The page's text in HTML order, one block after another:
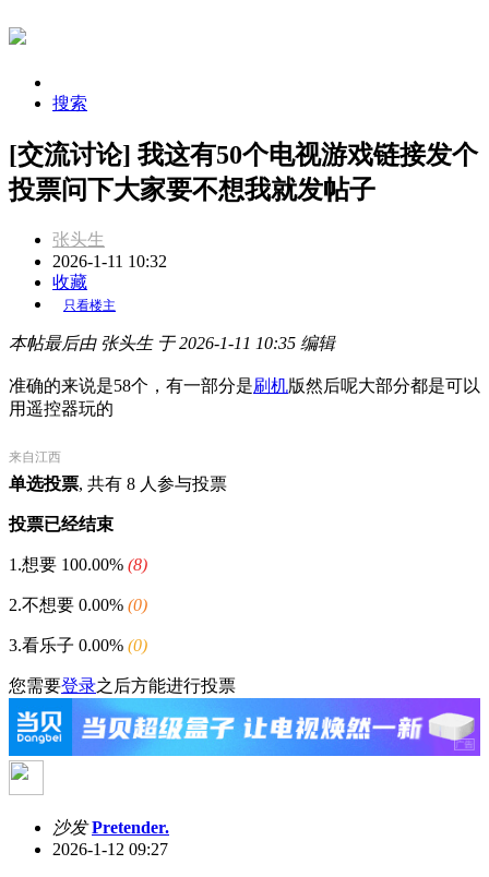
搜索
[交流讨论] 我这有50个电视游戏链接发个
投票问下大家要不想我就发帖子
张头生
2026-1-11 10:32
收藏
只看楼主
本帖最后由 张头生 于 2026-1-11 10:35 编辑
准确的来说是58个，有一部分是刷机版然后呢大部分都是可以
用遥控器玩的
来自江西
单选投票, 共有 8 人参与投票
投票已经结束
1.想要 100.00% (8)
2.不想要 0.00% (0)
3.看乐子 0.00% (0)
您需要登录之后方能进行投票
沙发 Pretender.
2026-1-12 09:27